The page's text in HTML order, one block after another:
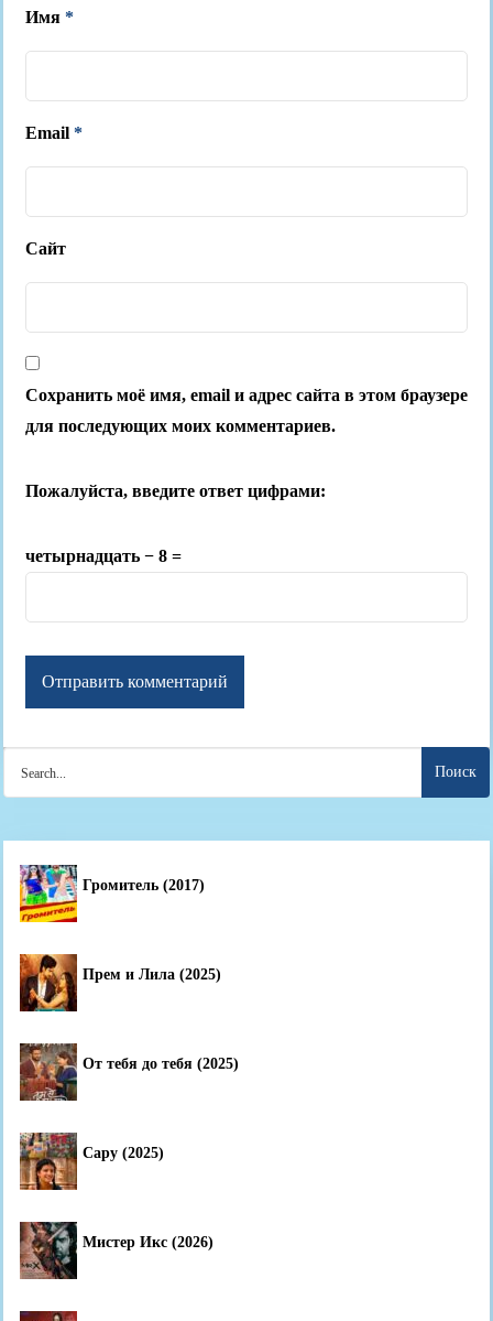
Имя *
Email *
Сайт
Сохранить моё имя, email и адрес сайта в этом браузере
для последующих моих комментариев.
Пожалуйста, введите ответ цифрами:
четырнадцать − 8 =
for:
Громитель (2017)
Прем и Лила (2025)
От тебя до тебя (2025)
Сару (2025)
Мистер Икс (2026)